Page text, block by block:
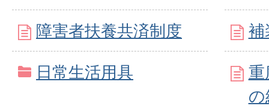
障害者扶養共済制度 補
日常生活用具
重